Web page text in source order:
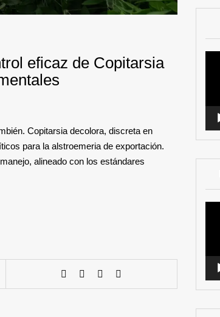
eficaz de Copitarsia
Copitarsia decolora, discreta en
para la alstroemeria de exportación.
alineado con los estándares